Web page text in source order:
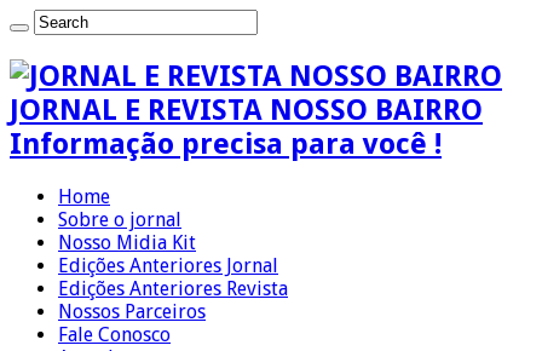
JORNAL E REVISTA NOSSO BAIRRO
Informação precisa para você !
Home
Sobre o jornal
Nosso Midia Kit
Edições Anteriores Jornal
Edições Anteriores Revista
Nossos Parceiros
Fale Conosco